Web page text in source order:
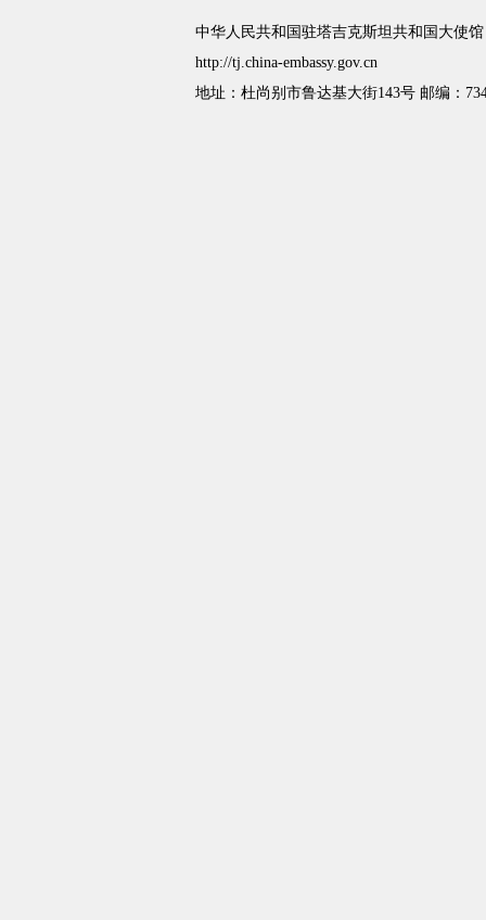
中华人民共和国驻塔吉克斯坦共和国大使
http://tj.china-embassy.gov.cn
地址：杜尚别市鲁达基大街143号 邮编：